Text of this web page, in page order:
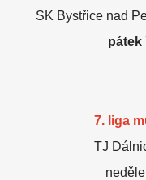
SK Bystřice nad
pátek
7. liga
TJ